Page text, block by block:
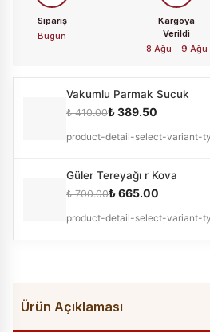
Sipariş
Bugün
Kargoya
Verildi
8 Ağu – 9 Ağu
Vakumlu Parmak Sucuk
₺ 410.00₺ 389.50
product-detail-select-variant-
Güler Tereyağı r Kova
₺ 700.00₺ 665.00
product-detail-select-variant-
Ürün Açıklaması